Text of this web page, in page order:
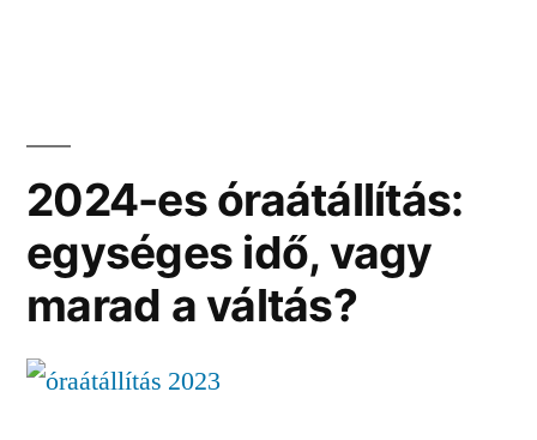
2024-es óraátállítás:
egységes idő, vagy
marad a váltás?